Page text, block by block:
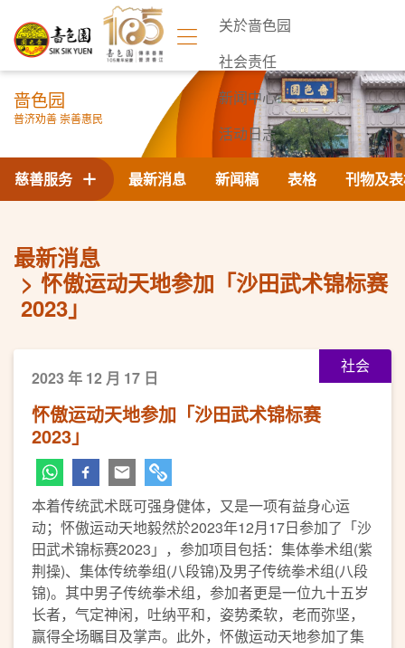
关於啬色园
社会责任
新闻中心
活动日志
联络我们
啬色园
普济劝善 崇善惠民
最新消息 新闻稿 表格 刊物及
慈善服务
最新消息
怀傲运动天地参加「沙田武术锦标赛
2023」
社会
2023 年 12 月 17 日
怀傲运动天地参加「沙田武术锦标赛
2023」
本着传统武术既可强身健体，又是一项有益身心运
动；怀傲运动天地毅然於2023年12月17日参加了「沙
田武术锦标赛2023」，参加项目包括：集体拳术组(紫
荆操)、集体传统拳组(八段锦)及男子传统拳术组(八段
锦)。其中男子传统拳术组，参加者更是一位九十五岁
长者，气定神闲，吐纳平和，姿势柔软，老而弥坚，
赢得全场瞩目及掌声。此外，怀傲运动天地参加了集